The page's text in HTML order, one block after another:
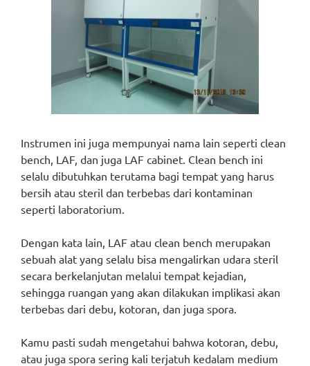
Instrumen ini juga mempunyai nama lain seperti clean
bench, LAF, dan juga LAF cabinet. Clean bench ini
selalu dibutuhkan terutama bagi tempat yang harus
bersih atau steril dan terbebas dari kontaminan
seperti laboratorium.
Dengan kata lain, LAF atau clean bench merupakan
sebuah alat yang selalu bisa mengalirkan udara steril
secara berkelanjutan melalui tempat kejadian,
sehingga ruangan yang akan dilakukan implikasi akan
terbebas dari debu, kotoran, dan juga spora.
Kamu pasti sudah mengetahui bahwa kotoran, debu,
atau juga spora sering kali terjatuh kedalam medium